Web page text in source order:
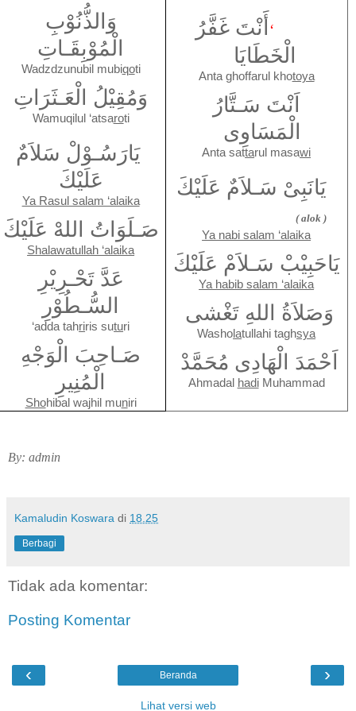
وَالذُّنُوْبِ
الْمُوْبِقَـاتِ
Wadzdzunubil mubiqoti
وَمُقِيْلُ الْعَـثَرَاتِ
Wamuqilul ‘atsaroti
يَارَسُـوْلْ سَلاَمٌ
عَلَيْكَ
Ya Rasul salam ‘alaika
صَـلَوَاتُ اللهْ عَلَيْكَ
Shalawatullah ‘alaika
عَدَّ تَحْـرِيْرِ
السُّـطُوْرِ
‘adda tahriris suturi
صَـاحِبَ الْوَجْهِ
الْمُنِيرِ
Shohibal wajhil muniri
‘أَنْتَ غَفَّرُ
الْخَطَايَا
Anta ghoffarul khotoya
اَنْتَ سَـتَّارُ
الْمَسَاوِى
Anta sattarul masawi
يَانَبِىْ سَـلاَمٌ عَلَيْكَ
( alok )
Ya nabi salam ‘alaika
يَاحَبِيْبْ سَـلاَمْ عَلَيْكَ
Ya habib salam ‘alaika
وَصَلاَةُ اللهِ تَغْشى
Washolatullahi taghsya
اَحْمَدَ الْهَادِى مُحَمَّدْ
Ahmadal hadiMuhammad
By: admin
Kamaludin Koswara di 18.25
Berbagi
Tidak ada komentar:
Posting Komentar
‹ ›
Beranda
Lihat versi web